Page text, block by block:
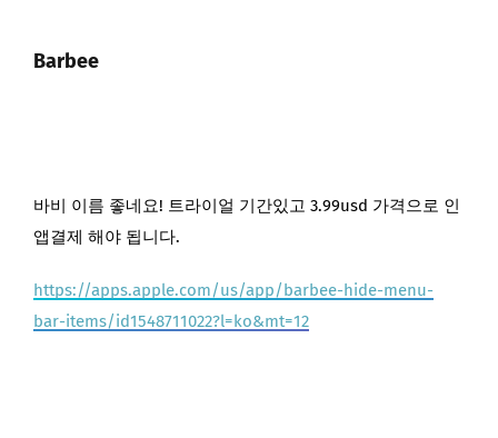
Barbee
바비 이름 좋네요! 트라이얼 기간있고 3.99usd 가격으로 인
앱결제 해야 됩니다.
https://apps.apple.com/us/app/barbee-hide-menu-
bar-items/id1548711022?l=ko&mt=12